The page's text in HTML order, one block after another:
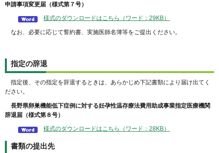
申請事項変更届（様式第７号）
様式のダウンロードはこちら（ワード：29KB）
なお、必要に応じて誓約書、実施医師名簿等をご提出ください。
指定の辞退
指定後、その指定を辞退するときは、あらかじめ下記書類により届け出てく
ださい。
長野県卵巣機能低下症例に対する妊孕性温存療法費用助成事業指定医療機関
辞退届（様式第８号）
様式のダウンロードはこちら（ワード：28KB）
書類の提出先